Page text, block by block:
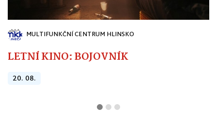
MULTIFUNKČNÍ CENTRUM HLINSKO
LETNÍ KINO: BOJOVNÍK
20. 08.